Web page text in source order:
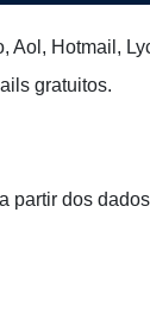
Aol, Hotmail,
gratuitos.
partir dos